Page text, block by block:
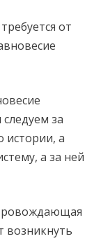
от
за
истории, а
а за ней
возникнуть